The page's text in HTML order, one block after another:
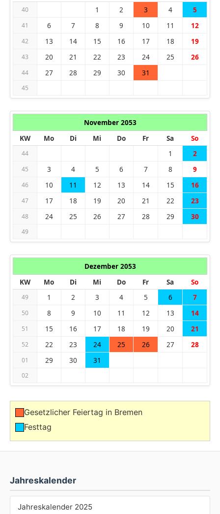
Jahreskalender
Jahreskalender 2025
40 1 2 3 4 5
41 6 7 8 9 10 11 12
42 13 14 15 16 17 18 19
43 20 21 22 23 24 25 26
44 27 28 29 30 31
45
November 2053
KW
Mo Di Mi Do Fr Sa So
44 1 2
45 3 4 5 6 7 8 9
46 10 11 12 13 14 15 16
47 17 18 19 20 21 22 23
48 24 25 26 27 28 29 30
49
Dezember 2053
KW
Mo Di Mi Do Fr Sa So
49 1 2 3 4 5 6 7
50 8 9 10 11 12 13 14
51 15 16 17 18 19 20 21
52 22 23 24 25 26 27 28
01 29 30 31
02
Gesetzlicher Feiertag in Bremen
Festtag